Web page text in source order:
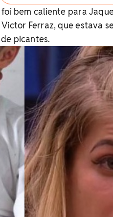
bem caliente para
Ferraz, que estava
picantes.